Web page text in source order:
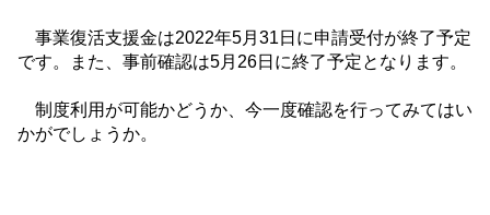
事業復活支援金は2022年5月 31 日に申請受付が終了予定
です。また、事前確認は5月 26日に終了予定となります。
制度利用が可能かどうか、今一度確認を行ってみてはい
かがでしょうか。